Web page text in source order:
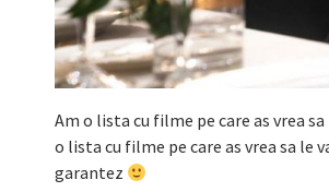
Am o lista cu filme pe care as vrea
o lista cu filme pe care as vrea sa le
garantez